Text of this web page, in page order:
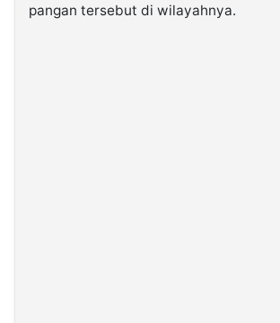
pangan tersebut di wilayahnya.